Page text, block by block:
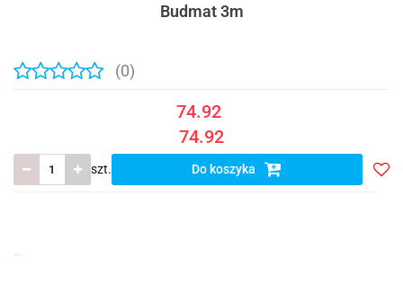
Budmat 3m
(0)
74.92
74.92
szt. Do koszyka